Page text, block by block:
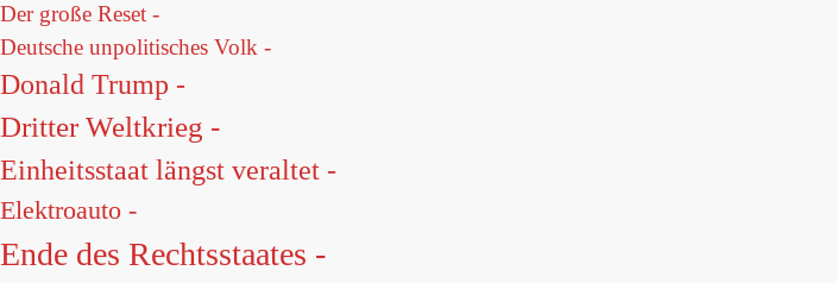
Der große Reset -
Deutsche unpolitisches Volk -
Donald Trump -
Dritter Weltkrieg -
Einheitsstaat längst veraltet -
Elektroauto -
Ende des Rechtsstaates -